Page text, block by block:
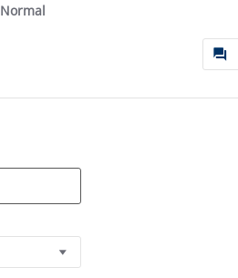
Normal